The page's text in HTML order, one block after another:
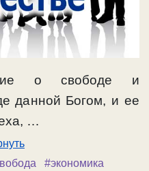
о свободе и
данной Богом, и ее
…
#экономика